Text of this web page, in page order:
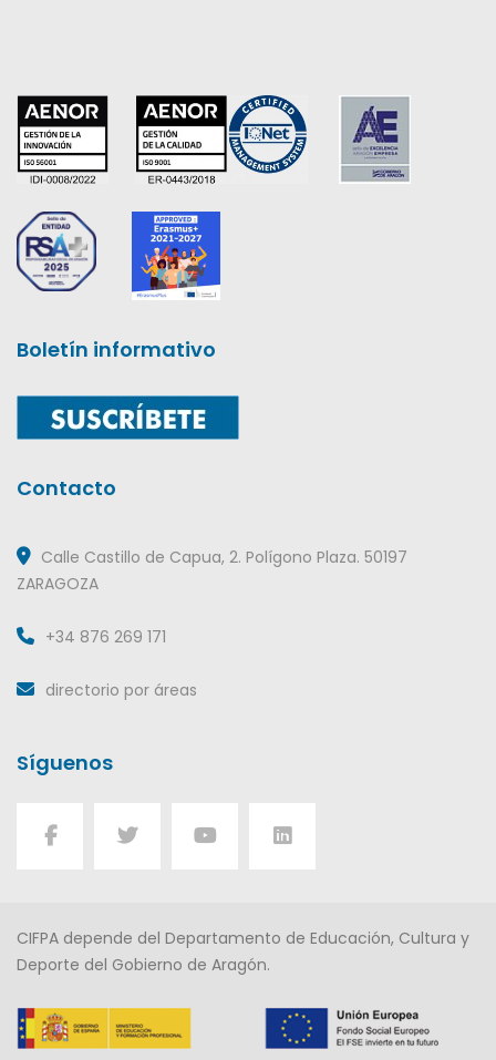
Boletín informativo
Contacto
Calle Castillo de Capua, 2. Polígono Plaza. 50197
ZARAGOZA
+34 876 269 171
directorio por áreas
Síguenos
CIFPA depende del Departamento de Educación, Cultura y
Deporte del Gobierno de Aragón.